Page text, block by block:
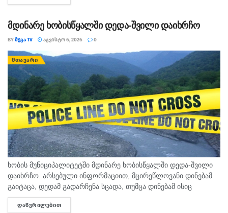
მდინარე ხობისწყალში დედა-შვილი დაიხრჩო
BYᲛᲔᲒᲐ TV ᲐᲒᲕᲘᲡᲢᲝ 6, 2026 0
ᲛᲗᲐᲕᲐᲠᲘ
ხობის მუნიციპალიტეტში მდინარე ხობისწყალში დედა-შვილი
დაიხრჩო. არსებული ინფორმაციით, მცირეწლოვანი დინებამ
გაიტაცა, დედამ გადარჩენა სცადა, თუმცა დინებამ ისიც
გაიტაცა. ბავშვის ცხედარი ადგილობრივმა იპოვა და
მდინარიდან ამოასვენა. დედის სამძებრო-სამაშველო
ᲓᲐᲬᲕᲠᲘᲚᲔᲑᲘᲗ